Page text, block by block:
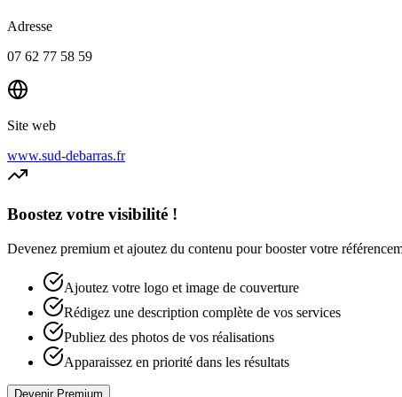
Adresse
07 62 77 58 59
Site web
www.sud-debarras.fr
Boostez votre visibilité !
Devenez premium et ajoutez du contenu pour booster votre
Ajoutez votre logo et image de couverture
Rédigez une description complète de vos services
Publiez des photos de vos réalisations
Apparaissez en priorité dans les résultats
Devenir Premium